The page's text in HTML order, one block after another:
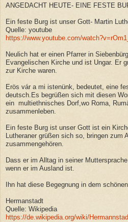
ANGEDACHT HEUTE- EINE FESTE
Ein feste Burg ist unser Gott- Martin
Quelle: youtube
https://www.youtube.com/
Neulich hat er einen Pfarrer in
Evangelischen Kirche und ist Ungar. Er
zur Kirche waren.
Erös vár a mi istenünk, bedeutet, eine
deutsch.Es begrüßen sich mit diesen
ein multiethnisches Dorf,wo Roma,
zusammenleben.
Ein feste Burg ist unser Gott ist ein
Lutheraner grüßen sich so, bringen zum
zusammengehören.
Dass er im Alltag in seiner
wenn er im Ausland ist.
Ihn hat diese Begegnung in dem
Hermanstadt
Quelle: Wikipedia
https://de.wikipedia.org/wiki/